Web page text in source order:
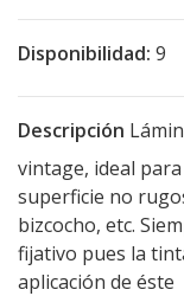
Disponibilidad: 9
Descripción
vintage, ideal
superficie no
bizcocho, etc.
fijativo pues la
aplicación de éste